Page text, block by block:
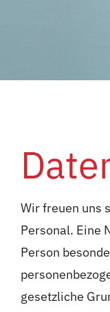
Wir freuen uns
Personal. Eine
Person
gesetzliche